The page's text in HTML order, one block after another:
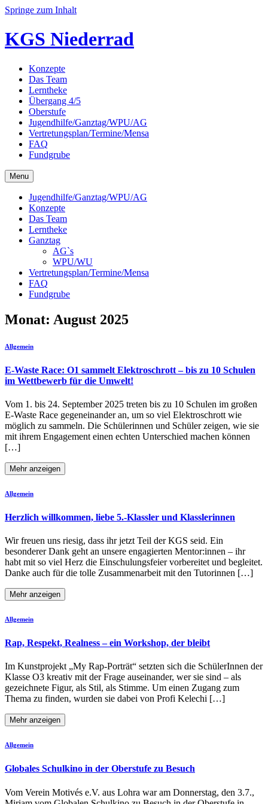
Springe zum Inhalt
KGS Niederrad
Konzepte
Das Team
Lerntheke
Übergang 4/5
Oberstufe
Jugendhilfe/Ganztag/WPU/AG
Vertretungsplan/Termine/Mensa
FAQ
Fundgrube
Menu
Jugendhilfe/Ganztag/WPU/AG
Konzepte
Das Team
Lerntheke
Ganztag
AG`s
WPU/WU
Vertretungsplan/Termine/Mensa
FAQ
Fundgrube
Monat: August 2025
Allgemein
E-Waste Race: O1 sammelt Elektroschrott – bis zu 10 Schulen
im Wettbewerb für die Umwelt!
Vom 1. bis 24. September 2025 treten bis zu 10 Schulen im großen
E-Waste Race gegeneinander an, um so viel Elektroschrott wie
möglich zu sammeln. Die Schülerinnen und Schüler zeigen, wie sie
mit ihrem Engagement einen echten Unterschied machen können
[…]
Mehr anzeigen
Allgemein
Herzlich willkommen, liebe 5.-Klassler und Klasslerinnen
Wir freuen uns riesig, dass ihr jetzt Teil der KGS seid. Ein
besonderer Dank geht an unsere engagierten Mentor:innen – ihr
habt mit so viel Herz die Einschulungsfeier vorbereitet und begleitet.
Danke auch für die tolle Zusammenarbeit mit den Tutorinnen […]
Mehr anzeigen
Allgemein
Rap, Respekt, Realness – ein Workshop, der bleibt
Im Kunstprojekt „My Rap-Porträt“ setzten sich die SchülerInnen der
Klasse O3 kreativ mit der Frage auseinander, wer sie sind – als
gezeichnete Figur, als Stil, als Stimme. Um einen Zugang zum
Thema zu finden, wurden sie dabei von Profi Kelechi […]
Mehr anzeigen
Allgemein
Globales Schulkino in der Oberstufe zu Besuch
Vom Verein Motivés e.V. aus Lohra war am Donnerstag, den 3.7.,